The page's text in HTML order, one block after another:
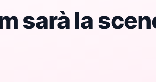
sarà la